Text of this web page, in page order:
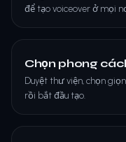
để tạo voiceover ở mọi
Chọn phong
Duyệt thư viện, chọn
rồi bắt đầu tạo.